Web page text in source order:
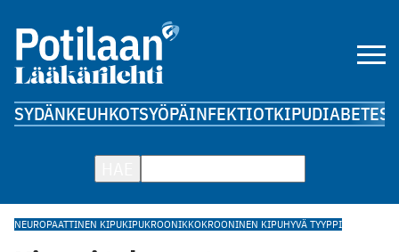
SYDÄNKEUHKOTSYÖPÄINFEKTIOTKIPUDIABETES
NEUROPAATTINEN KIPUKIPUKROONIKKOKROONINEN KIPUHYVÄ TYYPPI